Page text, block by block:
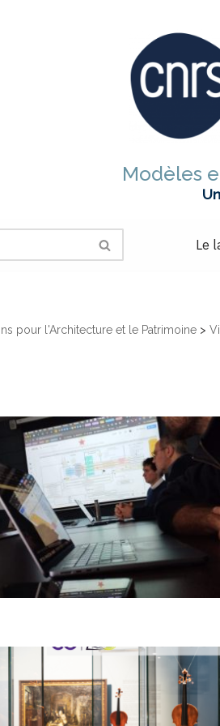
Modèles
Le
pour l'Architecture et le Patrimoine >